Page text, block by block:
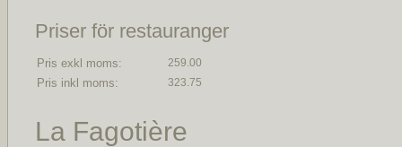
Priser för restauranger
Pris exkl moms: 259.00
Pris inkl moms: 323.75
La Fagotière